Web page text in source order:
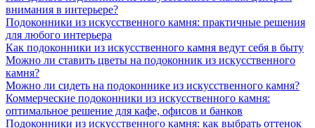
внимания в интерьере?
Подоконники из искусственного камня: практичные решения
для любого интерьера
Как подоконники из искусственного камня ведут себя в быту
Можно ли ставить цветы на подоконник из искусственного
камня?
Можно ли сидеть на подоконнике из искусственного камня?
Коммерческие подоконники из искусственного камня:
оптимальное решение для кафе, офисов и банков
Подоконники из искусственного камня: как выбрать оттенок